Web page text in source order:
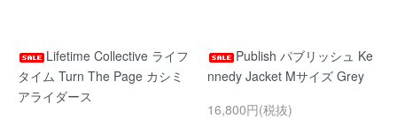
Lifetime Collective ライフ
タイム Turn The Page カシミ
アライダース
Publish パブリッシュ Ke
nnedy Jacket Mサイズ Grey
16,800円(税抜)